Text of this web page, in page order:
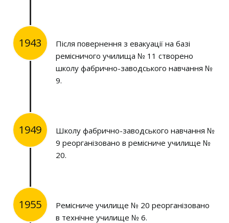
1943
Після повернення з евакуації на базі
ремісничого училища № 11 створено
школу фабрично-заводського навчання №
9.
1949
Школу фабрично-заводського навчання №
9 реорганізовано в ремісниче училище №
20.
1955
Ремісниче училище № 20 реорганізовано
в технічне училище № 6.